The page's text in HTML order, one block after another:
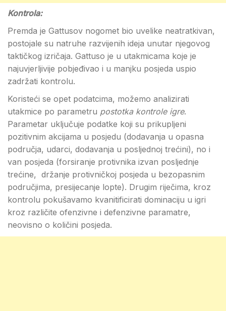
Kontrola:
Premda je Gattusov nogomet bio uvelike neatratkivan,
postojale su natruhe razvijenih ideja unutar njegovog
taktičkog izričaja. Gattuso je u utakmicama koje je
najuvjerljivije pobjeđivao i u manjku posjeda uspio
zadržati kontrolu.
Koristeći se opet podatcima, možemo analizirati
utakmice po parametru postotka kontrole igre.
Parametar uključuje podatke koji su prikupljeni
pozitivnim akcijama u posjedu (dodavanja u opasna
područja, udarci, dodavanja u posljednoj trećini), no i
van posjeda (forsiranje protivnika izvan posljednje
trećine, držanje protivničkoj posjeda u bezopasnim
područjima, presijecanje lopte). Drugim riječima, kroz
kontrolu pokušavamo kvanitificirati dominaciju u igri
kroz različite ofenzivne i defenzivne paramatre,
neovisno o količini posjeda.